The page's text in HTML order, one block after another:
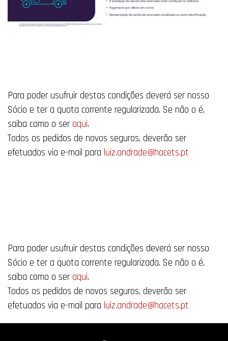
Para poder usufruir destas condições deverá ser nosso
Sócio e ter a quota corrente regularizada. Se não o é,
saiba como o ser aqui.
Todos os pedidos de novos seguros, deverão ser
efetuados via e-mail para luiz.andrade@hacets.pt
Para poder usufruir destas condições deverá ser nosso
Sócio e ter a quota corrente regularizada. Se não o é,
saiba como o ser aqui.
Todos os pedidos de novos seguros, deverão ser
efetuados via e-mail para luiz.andrade@hacets.pt